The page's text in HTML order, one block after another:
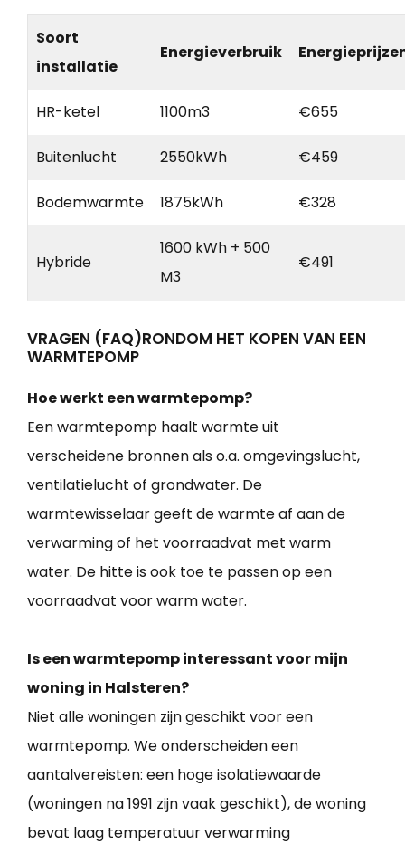
Soort
installatie
Energieverbruik
HR-ketel 1100m3 €655
Buitenlucht 2550kWh €459
Bodemwarmte 1875kWh €328
Hybride
1600 kWh + 500
M3
€491
VRAGEN (FAQ)RONDOM HET KOPEN VAN EEN
WARMTEPOMP
Hoe werkt een warmtepomp?
Een warmtepomp haalt warmte uit
verscheidene bronnen als o.a. omgevingslucht,
ventilatielucht of grondwater. De
warmtewisselaar geeft de warmte af aan de
verwarming of het voorraadvat met warm
water. De hitte is ook toe te passen op een
voorraadvat voor warm water.
Is een warmtepomp interessant voor mijn
woning in Halsteren?
Niet alle woningen zijn geschikt voor een
warmtepomp. We onderscheiden een
aantalvereisten: een hoge isolatiewaarde
(woningen na 1991 zijn vaak geschikt), de woning
bevat laag temperatuur verwarming